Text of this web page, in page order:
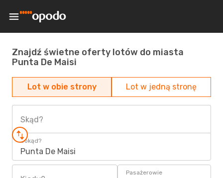
Znajdź świetne oferty lotów do miasta
Punta De Maisi
Lot w obie strony Lot w jedną stronę
Skąd?
Dokąd?
Punta De Maisi
Pasażerowie